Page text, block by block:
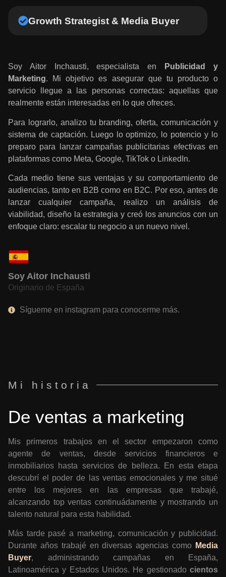
Growth Strategist & Media Buyer
Soy Aitor Inchausti, especialista en
Publicidad y
Marketing. Mi objetivo es asegurar que tu producto o
servicio llegue a las personas correctas: aquellas que
realmente están interesadas en lo que ofreces.
Para lograrlo, analizo tu branding, oferta, comunicación y
sistema de captación. Luego lo optimizo, lo potencio y lo
preparo para lanzar campañas publicitarias efectivas en
plataformas como Meta, Google, TikTok o LinkedIn.
Cada medio tiene sus ventajas y su comportamiento de
audiencias, tanto en B2B como en B2C. Por eso, antes de
lanzar cualquier campaña, realizo un análisis de
viabilidad, diseño la estrategia y creó los anuncios con un
enfoque claro: escalar tu negocio a un nuevo nivel.
Soy Aitor Inchausti
Originario de España
Sígueme en instagram para conocerme más.
Mi historia
De ventas a marketing
Mis primeros trabajos en el sector empezaron como
agente de ventas, desde servicios financieros e
inmobiliarios hasta servicios de belleza. En esta etapa
descubrí el poder de las ventas emocionales y me situé
entre los mejores en las empresas que trabajé,
alcanzando top ventas continuádamente y mostrando un
talento natural para esta habilidad.
Más tarde pasé a marketing, comunicación y publicidad.
Durante años trabajé en diversas agencias como Media
Buyer, administrando campañas en España,
Latinoamérica y Estados Unidos. He gestionado cientos